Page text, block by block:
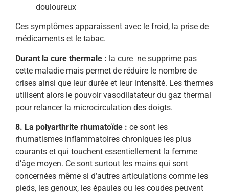
douloureux
Ces symptômes apparaissent avec le froid, la prise de
médicaments et le tabac.
Durant la cure thermale : la cure ne supprime pas
cette maladie mais permet de réduire le nombre de
crises ainsi que leur durée et leur intensité. Les thermes
utilisent alors le pouvoir vasodilatateur du gaz thermal
pour relancer la microcirculation des doigts.
8. La polyarthrite rhumatoïde : ce sont les
rhumatismes inflammatoires chroniques les plus
courants et qui touchent essentiellement la femme
d’âge moyen. Ce sont surtout les mains qui sont
concernées même si d’autres articulations comme les
pieds, les genoux, les épaules ou les coudes peuvent